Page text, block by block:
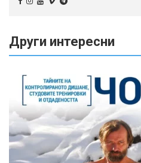
Други интересни